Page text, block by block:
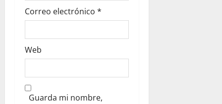
Correo electrónico *
Web
Guarda mi nombre,